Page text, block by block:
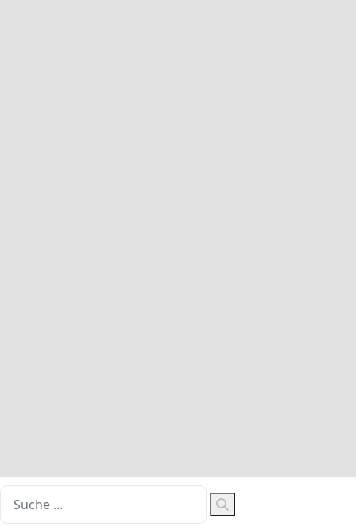
und 2949 im 19. Jh. Bei den restlichen
Titeln fehlt das Erscheinungsjahr.
Daneben existieren ca. 1000 Bde